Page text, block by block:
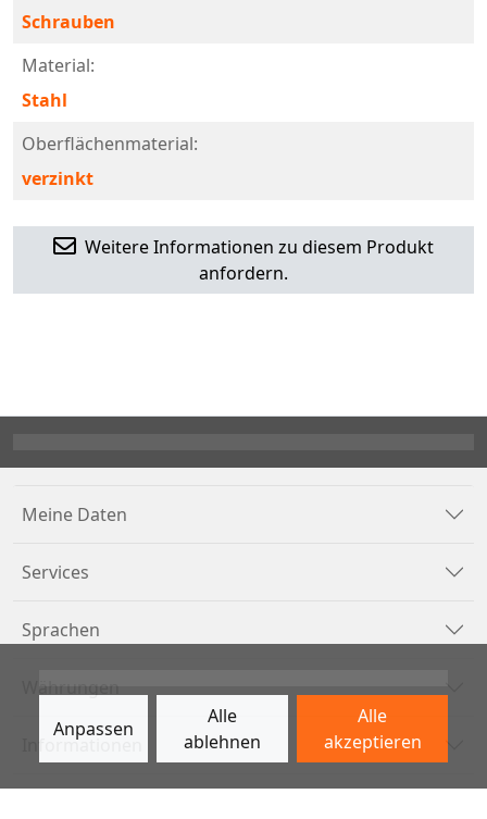
Schrauben
Material:
Stahl
Oberflächenmaterial:
verzinkt
Weitere Informationen zu diesem Produkt
anfordern.
Meine Daten
Services
Sprachen
Währungen
Informationen
Anpassen
Alle
ablehnen
Alle
akzeptieren